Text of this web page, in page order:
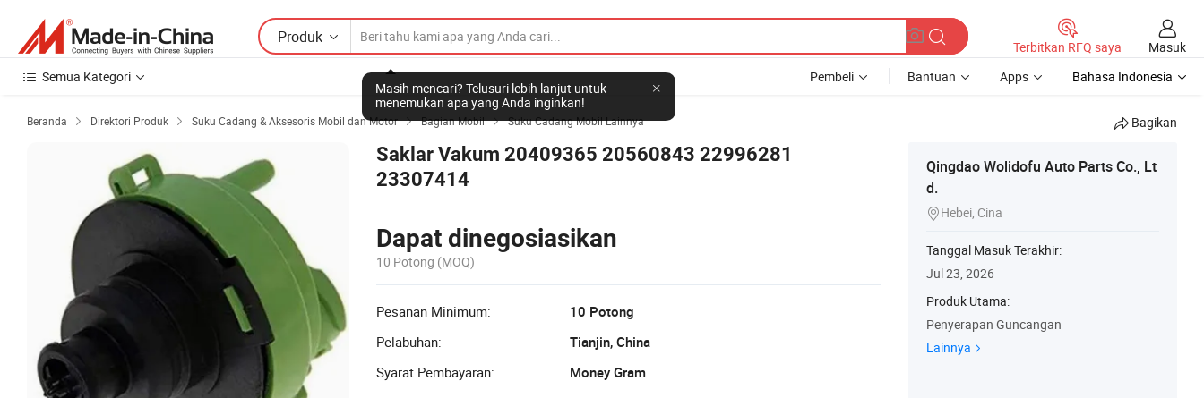
Produk
Masih mencari? Telusuri lebih lanjut untuk
menemukan apa yang Anda inginkan!
Terbitkan RFQ saya
Masuk
Semua Kategori
Pembeli Bantuan Apps Bahasa Indonesia
Beranda  Direktori Produk  Suku Cadang & Aksesoris Mobil dan Motor  Bagian Mobil  Suku Cadang Mobil Lainnya Bagikan
Saklar Vakum 20409365 20560843 22996281
23307414
Dapat dinegosiasikan
10 Potong (MOQ)
Pesanan Minimum:
10 Potong
Pelabuhan:
Tianjin, China
Syarat Pembayaran:
Money Gram
Qingdao Wolidofu Auto Parts Co., Lt
d.
Hebei, Cina
Tanggal Masuk Terakhir:
Jul 23, 2026
Produk Utama:
Penyerapan Guncangan
Lainnya